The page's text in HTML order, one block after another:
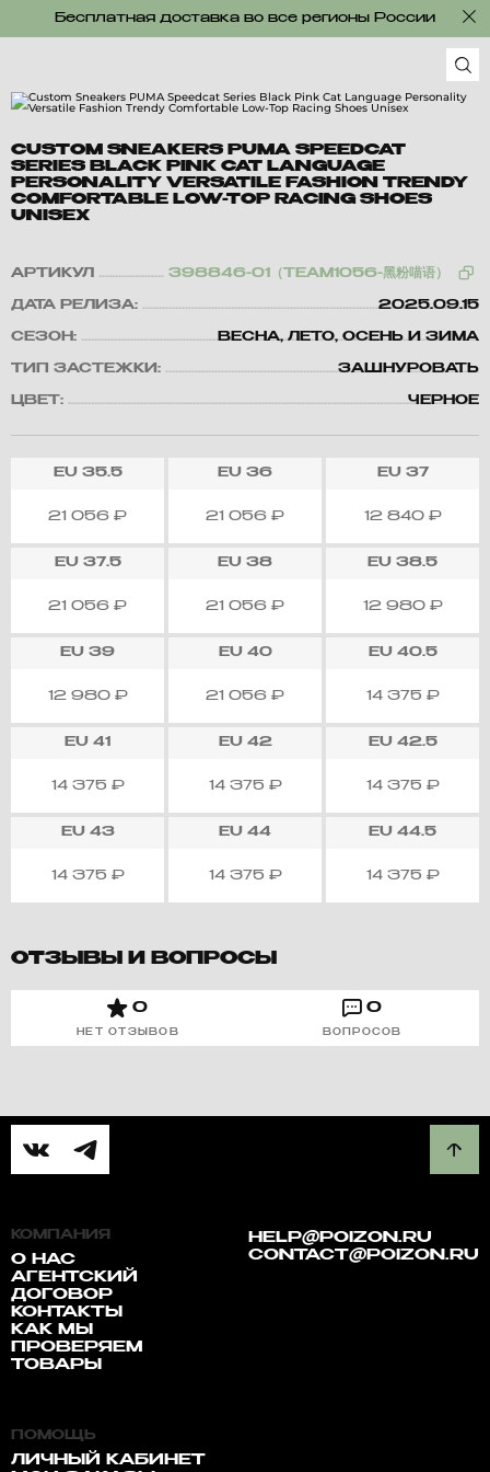
Бесплатная доставка во все регионы России
CUSTOM SNEAKERS PUMA SPEEDCAT
SERIES BLACK PINK CAT LANGUAGE
PERSONALITY VERSATILE FASHION TRENDY
COMFORTABLE LOW-TOP RACING SHOES
UNISEX
АРТИКУЛ 398846-01（TEAM1056-黑粉喵语）
ДАТА РЕЛИЗА: 2025.09.15
СЕЗОН: ВЕСНА, ЛЕТО, ОСЕНЬ И ЗИМА
ТИП ЗАСТЕЖКИ: ЗАШНУРОВАТЬ
ЦВЕТ: ЧЕРНОЕ
EU35.5
21 056 ₽
EU 36
21 056 ₽
EU37
12 840 ₽
EU37.5
21 056 ₽
EU 38
21 056 ₽
EU 38.5
12 980 ₽
EU 39
12 980 ₽
EU40
21 056 ₽
EU40.5
14 375 ₽
EU 41
14 375 ₽
EU42
14 375 ₽
EU42.5
14 375 ₽
EU43
14 375 ₽
EU 44
14 375 ₽
EU 44.5
14 375 ₽
ОТЗЫВЫ И ВОПРОСЫ
0
НЕТ ОТЗЫВОВ
0
ВОПРОСОВ
КОМПАНИЯ
О НАС
АГЕНТСКИЙ
ДОГОВОР
КОНТАКТЫ
КАК МЫ
ПРОВЕРЯЕМ
ТОВАРЫ
HELP@POIZON.RU
CONTACT@POIZON.RU
ПОМОЩЬ
ЛИЧНЫЙ КАБИНЕТ